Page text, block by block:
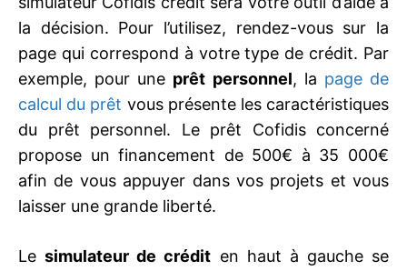
la décision. Pour l’utilisez, rendez-vous sur la
page qui correspond à votre type de crédit. Par
exemple, pour une prêt personnel, la page de
calcul du prêt vous présente les caractéristiques
du prêt personnel. Le prêt Cofidis concerné
propose un financement de 500€ à 35 000€
afin de vous appuyer dans vos projets et vous
laisser une grande liberté.
Lesimulateur de crédit en haut à gauche se